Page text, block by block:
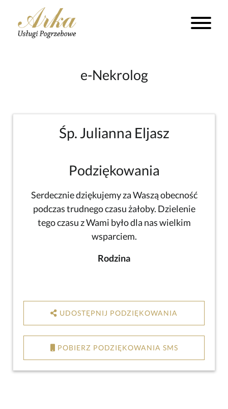
e-Nekrolog
Śp. Julianna Eljasz
Podziękowania
Serdecznie dziękujemy za Waszą obecność
podczas trudnego czasu żałoby. Dzielenie
tego czasu z Wami było dla nas wielkim
wsparciem.
Rodzina
UDOSTĘPNIJ PODZIĘKOWANIA
POBIERZ PODZIĘKOWANIA SMS